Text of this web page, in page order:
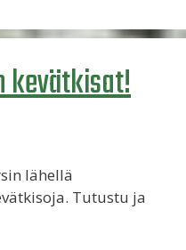
kevätkisat!
lähellä
Tutustu ja